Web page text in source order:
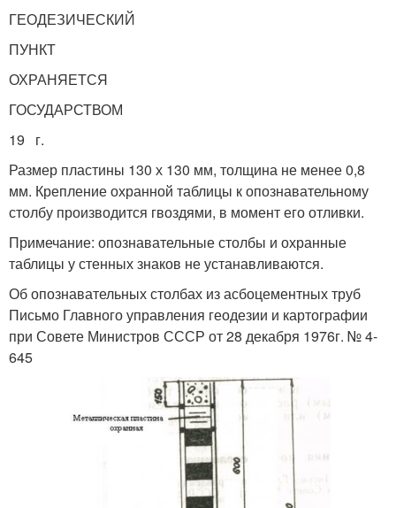
ГЕОДЕЗИЧЕСКИЙ
ПУНКТ
ОХРАНЯЕТСЯ
ГОСУДАРСТВОМ
19 г.
Размер пластины 130 х 130 мм, толщина не менее 0,8
мм. Крепление охранной таблицы к опознавательному
столбу производится гвоздями, в момент его отливки.
Примечание: опознавательные столбы и охранные
таблицы у стенных знаков не устанавливаются.
Об опознавательных столбах из асбоцементных труб
Письмо Главного управления геодезии и картографии
при Совете Министров СССР от 28 декабря 1976г. № 4-
645